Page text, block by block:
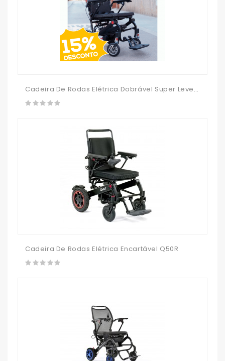
Cadeira De Rodas Elétrica Dobrável Super Leve R650
Cadeira De Rodas Elétrica Encartável Q50R